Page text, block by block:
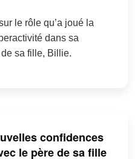
le rôle qu’a joué la
dans sa
sa fille, Billie.
confidences
le père de sa fille